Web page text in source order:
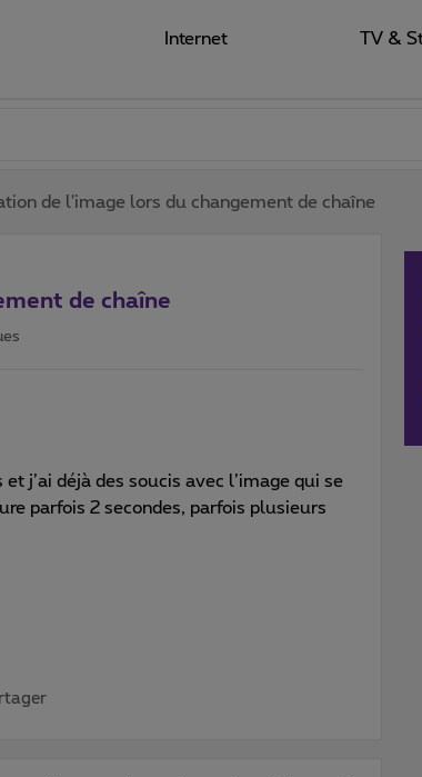
Internet TV &
de l'image lors du changement de chaîne
de chaîne
j’ai déjà des soucis avec l’image qui se
parfois 2 secondes, parfois plusieurs